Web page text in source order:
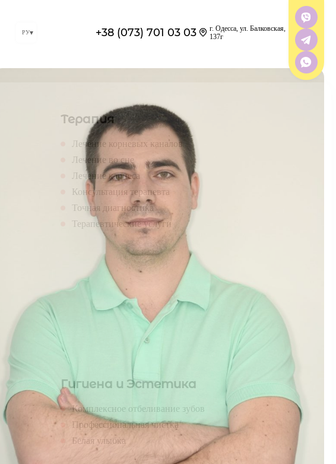
Терапия
Лечение корневых каналов
Лечение во сне
Лечение кариеса
Консультация терапевта
Точная диагностика
Терапевтические услуги
Гигиена и Эстетика
Комплексное отбеливание зубов
Профессиональная чистка
Белая улыбка
РУ▾ +38 (073) 701 03 03
г. Одесса, ул. Балковская,
137г